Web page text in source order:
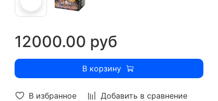
В избранное Добавить в сравнение
12000.00 руб
В корзину